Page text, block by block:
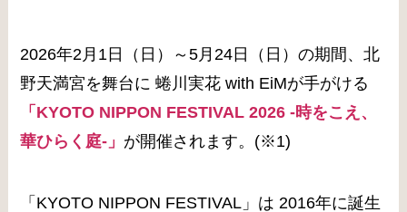
2026年2月1日（日）～5月24日（日）の期間、北
野天満宮を舞台に 蜷川実花 with EiMが手がける
「KYOTO NIPPON FESTIVAL 2026 -時をこえ、
華ひらく庭-」 が開催されます。(※1)
「KYOTO NIPPON FESTIVAL」は 2016年に誕生